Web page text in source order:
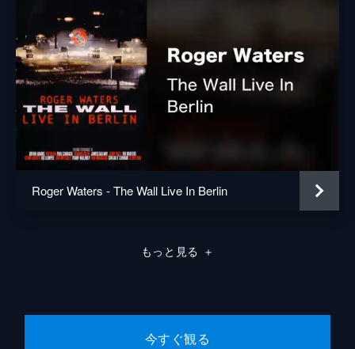
Roger Waters - The Wall Live In Berlin
もっと見る ＋
今すぐ観る